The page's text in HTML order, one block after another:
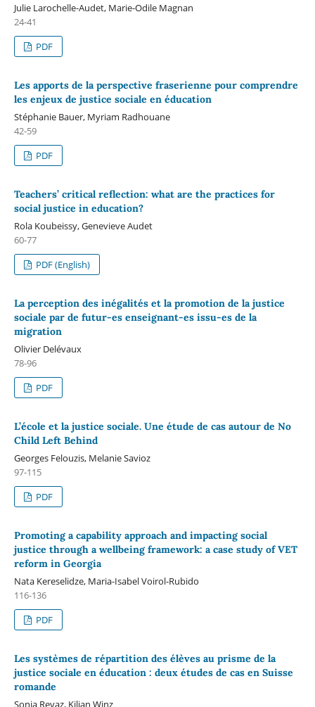
Julie Larochelle-Audet, Marie-Odile Magnan
24-41
PDF
Les apports de la perspective fraserienne pour comprendre
les enjeux de justice sociale en éducation
Stéphanie Bauer, Myriam Radhouane
42-59
PDF
Teachers’ critical reflection: what are the practices for
social justice in education?
Rola Koubeissy, Genevieve Audet
60-77
PDF (English)
La perception des inégalités et la promotion de la justice
sociale par de futur-es enseignant-es issu-es de la
migration
Olivier Delévaux
78-96
PDF
L’école et la justice sociale. Une étude de cas autour de No
Child Left Behind
Georges Felouzis, Melanie Savioz
97-115
PDF
Promoting a capability approach and impacting social
justice through a wellbeing framework: a case study of VET
reform in Georgia
Nata Kereselidze, Maria-Isabel Voirol-Rubido
116-136
PDF
Les systèmes de répartition des élèves au prisme de la
justice sociale en éducation : deux études de cas en Suisse
romande
Sonia Revaz, Kilian Winz